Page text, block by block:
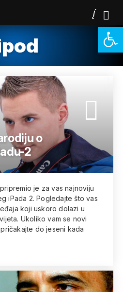
o
2
je za vas najnoviju
iPada 2. Pogledajte što vas
koji uskoro dolazi u
Ukoliko vam se novi
do jeseni kada